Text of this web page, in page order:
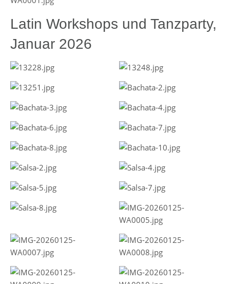
Latin Workshops und Tanzparty,
Januar 2026